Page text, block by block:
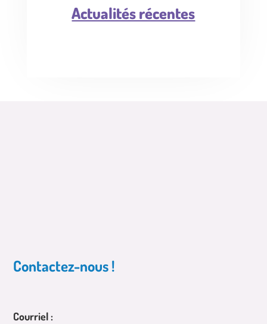
Actualités récentes
Contactez-nous !
Courriel :